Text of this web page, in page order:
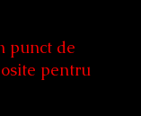
punct de
pentru